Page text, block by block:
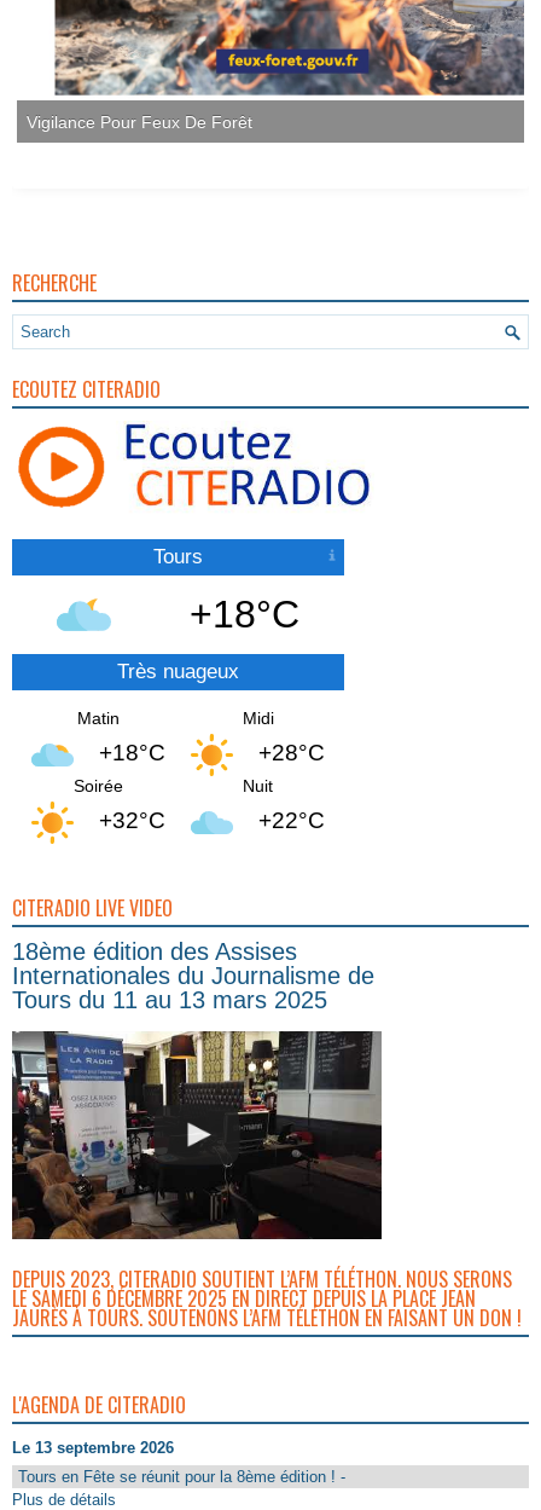
RECHERCHE
ECOUTEZ CITERADIO
Tours
+18°C
Très nuageux
Matin
+18°C
Midi
+28°C
Soirée
+32°C
Nuit
+22°C
CITERADIO LIVE VIDEO
18ème édition des Assises
Internationales du Journalisme de
Tours du 11 au 13 mars 2025
DEPUIS 2023, CITERADIO SOUTIENT L’AFM TÉLÉTHON. NOUS SERONS
LE SAMEDI 6 DÉCEMBRE 2025 EN DIRECT DEPUIS LA PLACE JEAN
JAURÈS À TOURS. SOUTENONS L’AFM TÉLÉTHON EN FAISANT UN DON !
L'AGENDA DE CITERADIO
Le 13 septembre 2026
Tours en Fête se réunit pour la 8ème édition ! -
Plus de détails